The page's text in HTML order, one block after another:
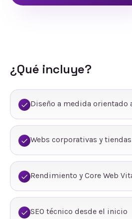
¿Qué incluye?
Diseño a medida orientado
Webs corporativas y
Rendimiento y Core Web
SEO técnico desde el inicio